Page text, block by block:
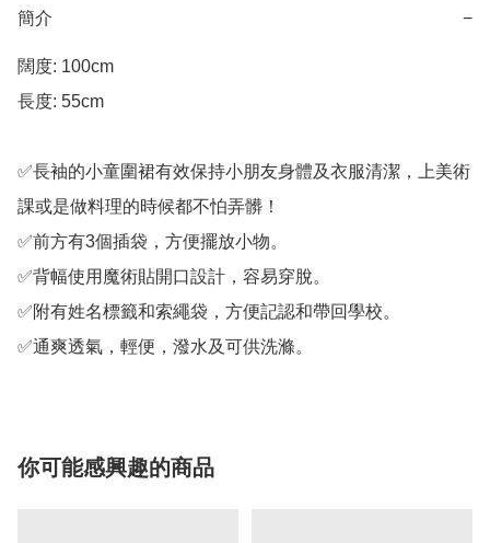
簡介 −
闊度: 100cm
長度: 55cm
✅長袖的小童圍裙有效保持小朋友身體及衣服清潔，上美術
課或是做料理的時候都不怕弄髒！
✅前方有3個插袋，方便擺放小物。
✅背幅使用魔術貼開口設計，容易穿脫。
✅附有姓名標籤和索繩袋，方便記認和帶回學校。
✅通爽透氣，輕便，潑水及可供洗滌。
你可能感興趣的商品